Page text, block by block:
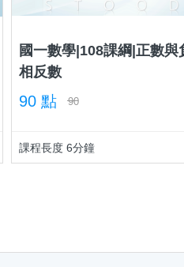
國一數學|108課綱|正數與
相反數
90 點 90
課程長度 6分鐘